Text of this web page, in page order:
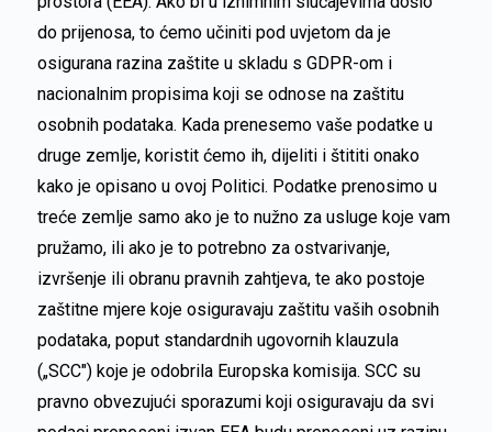
do prijenosa, to ćemo učiniti pod uvjetom da je
osigurana razina zaštite u skladu s GDPR-om i
nacionalnim propisima koji se odnose na zaštitu
osobnih podataka. Kada prenesemo vaše podatke u
druge zemlje, koristit ćemo ih, dijeliti i štititi onako
kako je opisano u ovoj Politici. Podatke prenosimo u
treće zemlje samo ako je to nužno za usluge koje vam
pružamo, ili ako je to potrebno za ostvarivanje,
izvršenje ili obranu pravnih zahtjeva, te ako postoje
zaštitne mjere koje osiguravaju zaštitu vaših osobnih
podataka, poput standardnih ugovornih klauzula
(„SCC") koje je odobrila Europska komisija. SCC su
pravno obvezujući sporazumi koji osiguravaju da svi